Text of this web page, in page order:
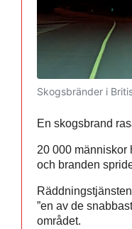
Skogsbränder i
En skogsbrand
20 000 människor
och branden
”en av de
området.